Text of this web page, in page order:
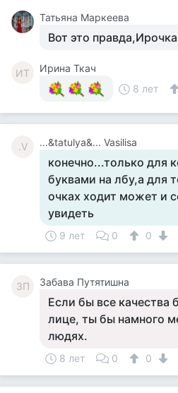
Татьяна Маркеева
Вот это
ИТ
Ирина Ткач
8 лет
.V ...&tatulya&... Vasilisa
конечно...только для
буквами на лбу,а для
очках ходит может и
увидеть
9 лет 0 0
ЗП Забава Путятишна
Если бы все качества
лице, ты бы намного
людях.
8 лет 0 0